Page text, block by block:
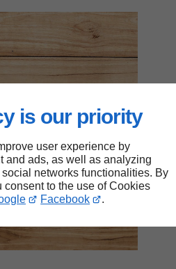
is our priority
user experience by
and ads, as well as analyzing
networks functionalities. By
consent to the use of Cookies
Facebook .